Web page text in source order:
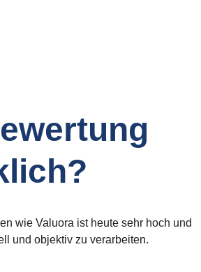
wie Valuora ist heute sehr hoch und
und objektiv zu verarbeiten.